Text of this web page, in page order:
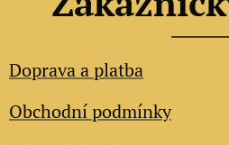
Doprava a platba
Obchodní podmínky